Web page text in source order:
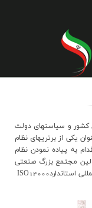
كشور و سياستهاي دولت
يكي از برتريهاي نظام
خود تلقي نموده وبه ويژه از سال 1375 اقدام به پياده نمودن نظام
مجتمع بزرگ صنعتي